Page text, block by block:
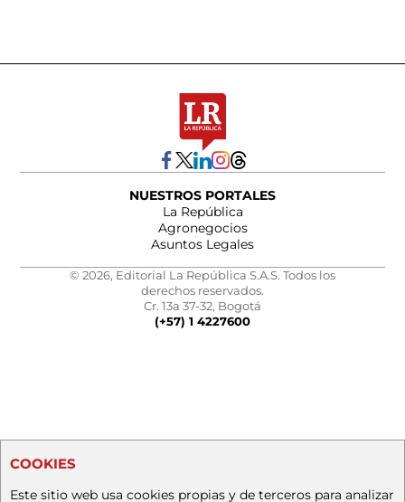
NUESTROS PORTALES
La República
Agronegocios
Asuntos Legales
© 2026, Editorial La República S.A.S. Todos los
derechos reservados.
Cr. 13a 37-32, Bogotá
(+57) 1 4227600
COOKIES
Este sitio web usa cookies propias y de terceros para analizar